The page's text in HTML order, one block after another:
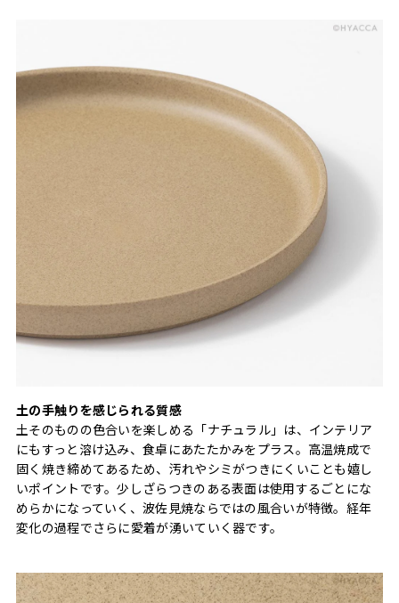
土の手触りを感じられる質感
土そのものの色合いを楽しめる「ナチュラル」は、インテリア
にもすっと溶け込み、食卓にあたたかみをプラス。高温焼成で
固く焼き締めてあるため、汚れやシミがつきにくいことも嬉し
いポイントです。少しざらつきのある表面は使用するごとにな
めらかになっていく、波佐見焼ならではの風合いが特徴。経年
変化の過程でさらに愛着が湧いていく器です。